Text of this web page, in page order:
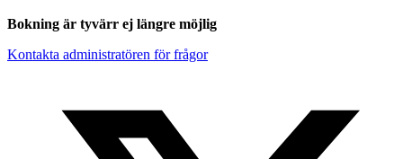
Bokning är tyvärr ej längre möjlig
Kontakta administratören för frågor